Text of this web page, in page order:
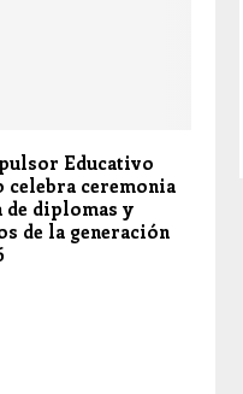
Educativo
celebra ceremonia
de diplomas y
de la generación